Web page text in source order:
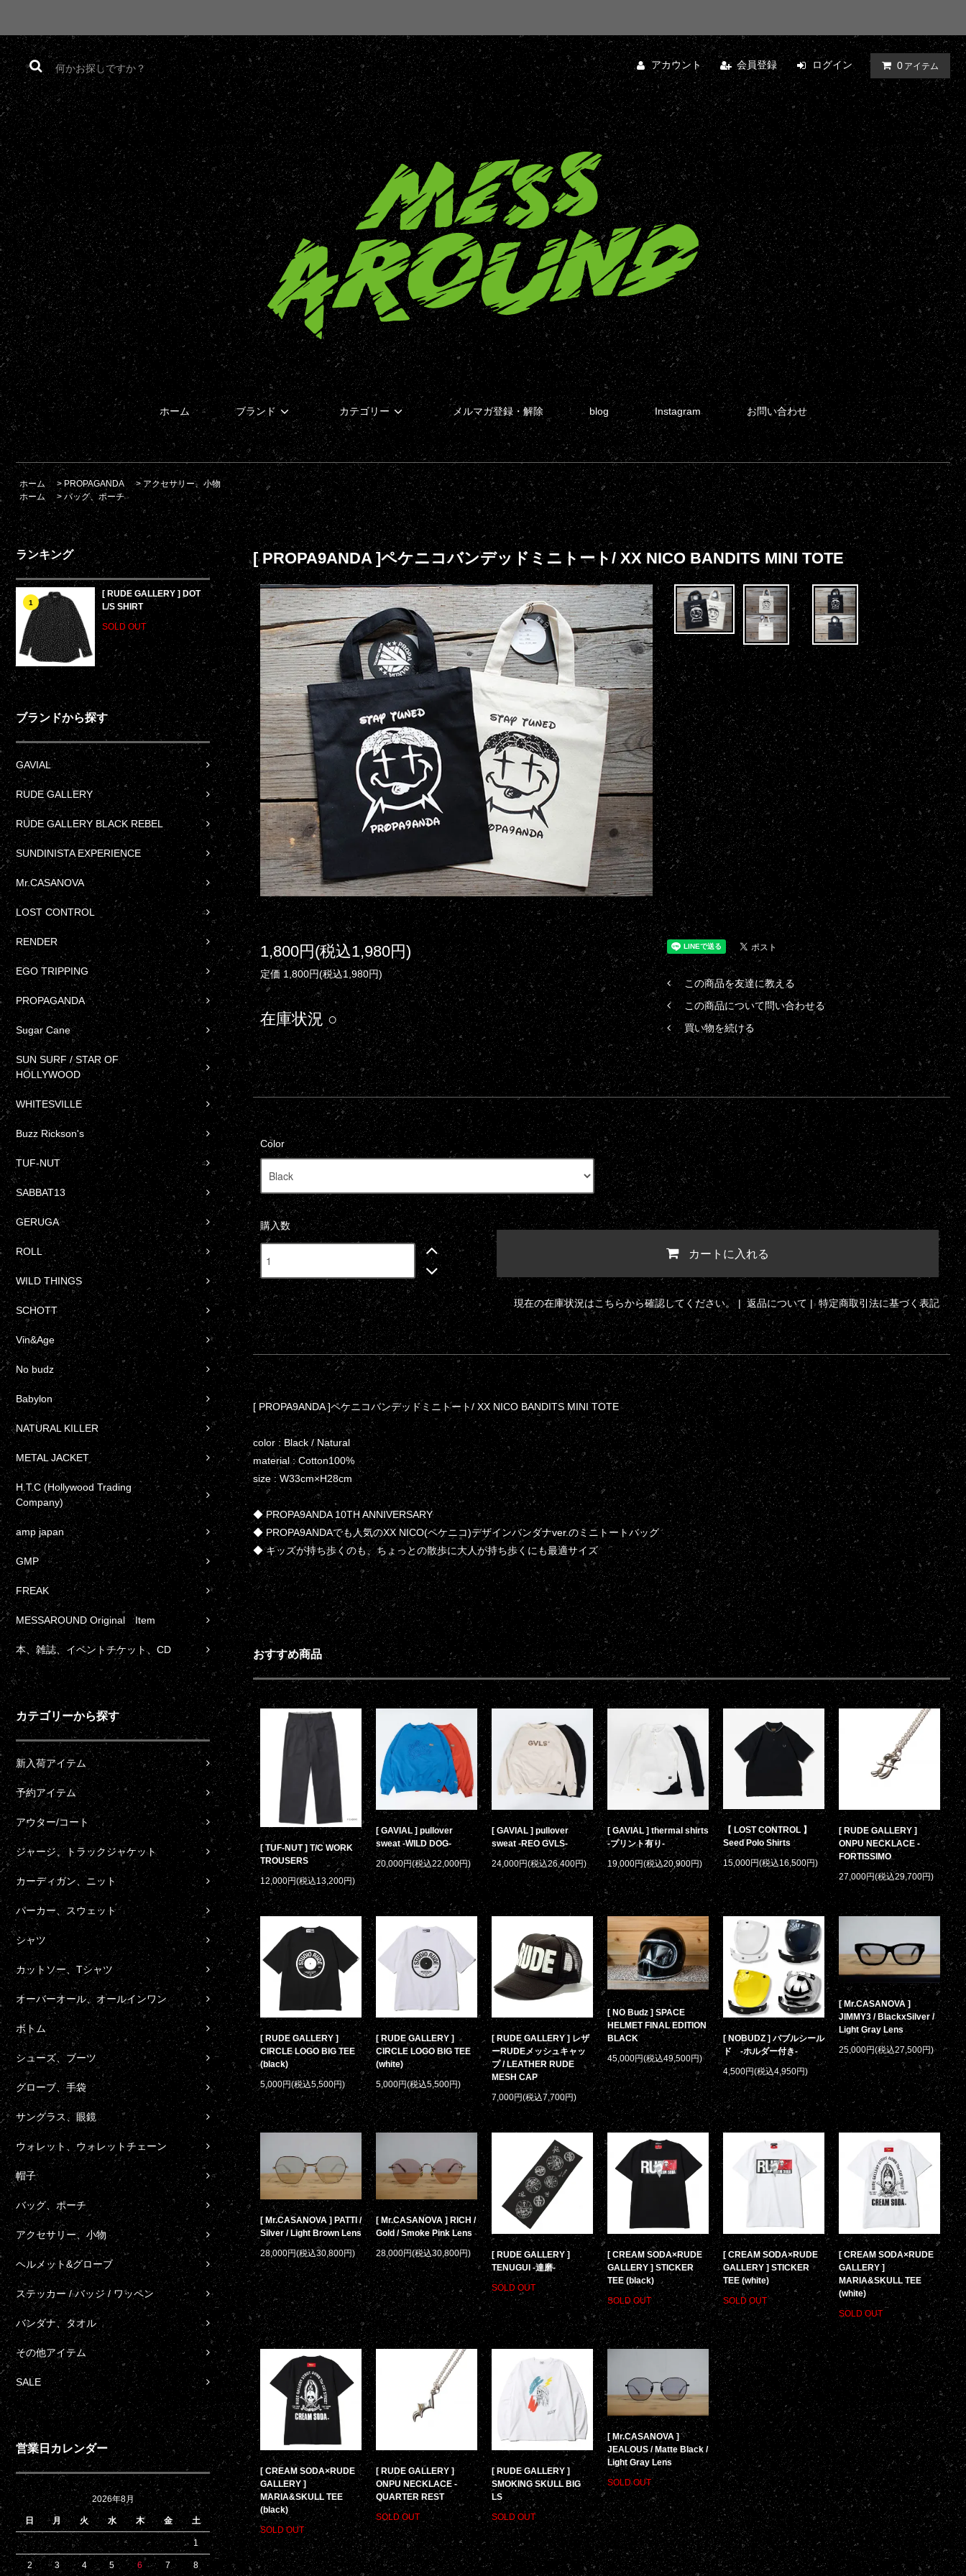
アカウント 会員登録 ログイン 0 アイテム
ホーム ブランド カテゴリー メルマガ登録・解除 blog Instagram お問い合わせ
ホーム > PROPAGANDA > アクセサリー、小物
ホーム
> バッグ、ポーチ
ランキング
1
[ RUDE GALLERY ] DOT
L/S SHIRT
SOLD OUT
ブランドから探す
GAVIAL
RUDE GALLERY
RUDE GALLERY BLACK REBEL
SUNDINISTA EXPERIENCE
Mr.CASANOVA
LOST CONTROL
RENDER
EGO TRIPPING
PROPAGANDA
Sugar Cane
SUN SURF / STAR OF
HOLLYWOOD
WHITESVILLE
Buzz Rickson's
TUF-NUT
SABBAT13
GERUGA
ROLL
WILD THINGS
SCHOTT
Vin&Age
No budz
Babylon
NATURAL KILLER
METAL JACKET
H.T.C (Hollywood Trading
Company)
amp japan
GMP
FREAK
MESSAROUND Original Item
本、雑誌、イベントチケット、CD
カテゴリーから探す
新入荷アイテム
予約アイテム
アウター/コート
ジャージ、トラックジャケット
カーディガン、ニット
パーカー、スウェット
シャツ
カットソー、Tシャツ
オーバーオール、オールインワン
ボトム
シューズ、ブーツ
グローブ、手袋
サングラス、眼鏡
ウォレット、ウォレットチェーン
帽子
バッグ、ポーチ
アクセサリー、小物
ヘルメット&グローブ
ステッカー / バッジ / ワッペン
バンダナ、タオル
その他アイテム
SALE
営業日カレンダー
2026年8月
日 月 火 水 木 金 土
1
2 3 4 5 6 7 8
[ PROPA9ANDA ]ペケニコバンデッドミニトート/ XX NICO BANDITS MINI TOTE
1,800円(税込1,980円)
定価 1,800円(税込1,980円)
在庫状況 ○
この商品を友達に教える
この商品について問い合わせる
買い物を続ける
Color
購入数
カートに入れる
現在の在庫状況はこちらから確認してください。 |返品について| 特定商取引法に基づく表記
[ PROPA9ANDA ]ペケニコバンデッドミニトート/ XX NICO BANDITS MINI TOTE
color : Black / Natural
material : Cotton100%
size : W33cm×H28cm
◆ PROPA9ANDA 10TH ANNIVERSARY
◆ PROPA9ANDAでも人気のXX NICO(ペケニコ)デザインバンダナver.のミニトートバッグ
◆ キッズが持ち歩くのも、ちょっとの散歩に大人が持ち歩くにも最適サイズ
おすすめ商品
[ TUF-NUT ] T/C WORK
TROUSERS
12,000円(税込13,200円)
[ GAVIAL ] pullover
sweat -WILD DOG-
20,000円(税込22,000円)
[ GAVIAL ] pullover
sweat -REO GVLS-
24,000円(税込26,400円)
[ GAVIAL ] thermal shirts
-プリント有り-
19,000円(税込20,900円)
【 LOST CONTROL 】
Seed Polo Shirts
15,000円(税込16,500円)
[ RUDE GALLERY ]
ONPU NECKLACE -
FORTISSIMO
27,000円(税込29,700円)
[ RUDE GALLERY ]
CIRCLE LOGO BIG TEE
(black)
5,000円(税込5,500円)
[ RUDE GALLERY ]
CIRCLE LOGO BIG TEE
(white)
5,000円(税込5,500円)
[ RUDE GALLERY ] レザ
ーRUDEメッシュキャッ
プ / LEATHER RUDE
MESH CAP
7,000円(税込7,700円)
[ NO Budz ] SPACE
HELMET FINAL EDITION
BLACK
45,000円(税込49,500円)
[ NOBUDZ ] バブルシール
ド -ホルダー付き-
4,500円(税込4,950円)
[ Mr.CASANOVA ]
JIMMY3 / BlackxSilver /
Light Gray Lens
25,000円(税込27,500円)
[ Mr.CASANOVA ] PATTI /
Silver / Light Brown Lens
28,000円(税込30,800円)
[ Mr.CASANOVA ] RICH /
Gold / Smoke Pink Lens
28,000円(税込30,800円)
[ RUDE GALLERY ]
TENUGUI -達磨-
SOLD OUT
[ CREAM SODA×RUDE
GALLERY ] STICKER
TEE (black)
SOLD OUT
[ CREAM SODA×RUDE
GALLERY ] STICKER
TEE (white)
SOLD OUT
[ CREAM SODA×RUDE
GALLERY ]
MARIA&SKULL TEE
(white)
SOLD OUT
[ CREAM SODA×RUDE
GALLERY ]
MARIA&SKULL TEE
(black)
SOLD OUT
[ RUDE GALLERY ]
ONPU NECKLACE -
QUARTER REST
SOLD OUT
[ RUDE GALLERY ]
SMOKING SKULL BIG
LS
SOLD OUT
[ Mr.CASANOVA ]
JEALOUS / Matte Black /
Light Gray Lens
SOLD OUT